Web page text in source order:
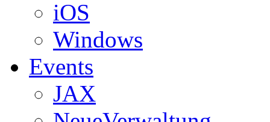
iOS
Windows
Events
JAX